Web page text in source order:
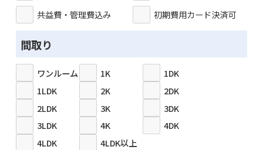
共益費・管理費込み
初期費用カード決済可
間取り
ワンルーム 1K
1DK
1LDK
2K
2DK
2LDK
3K
3DK
3LDK
4K
4DK
4LDK
4LDK以上